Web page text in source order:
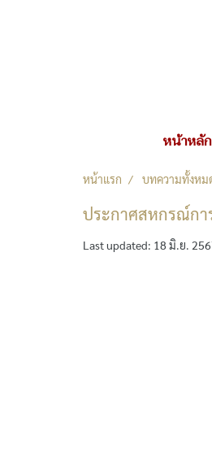
หน้าหลัก
หน้าแรก บทความทั้งหม
ประกาศสหกรณ์กา
Last updated: 18 มิ.ย.